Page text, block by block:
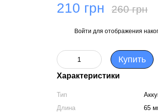
210 грн 260 грн
Войти для отображения
Купить
Характеристики
Тип
Длина
65